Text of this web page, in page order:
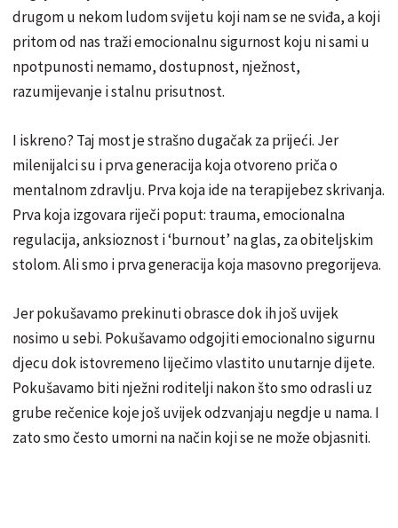
drugom u nekom ludom svijetu koji nam se ne sviđa, a koji
pritom od nas traži emocionalnu sigurnost koju ni sami u
npotpunosti nemamo, dostupnost, nježnost,
razumijevanje i stalnu prisutnost.
I iskreno? Taj most je strašno dugačak za prijeći. Jer
milenijalci su i prva generacija koja otvoreno priča o
mentalnom zdravlju. Prva koja ide na terapijebez skrivanja.
Prva koja izgovara riječi poput: trauma, emocionalna
regulacija, anksioznost i ‘burnout’ na glas, za obiteljskim
stolom. Ali smo i prva generacija koja masovno pregorijeva.
Jer pokušavamo prekinuti obrasce dok ih još uvijek
nosimo u sebi. Pokušavamo odgojiti emocionalno sigurnu
djecu dok istovremeno liječimo vlastito unutarnje dijete.
Pokušavamo biti nježni roditelji nakon što smo odrasli uz
grube rečenice koje još uvijek odzvanjaju negdje u nama. I
zato smo često umorni na način koji se ne može objasniti.